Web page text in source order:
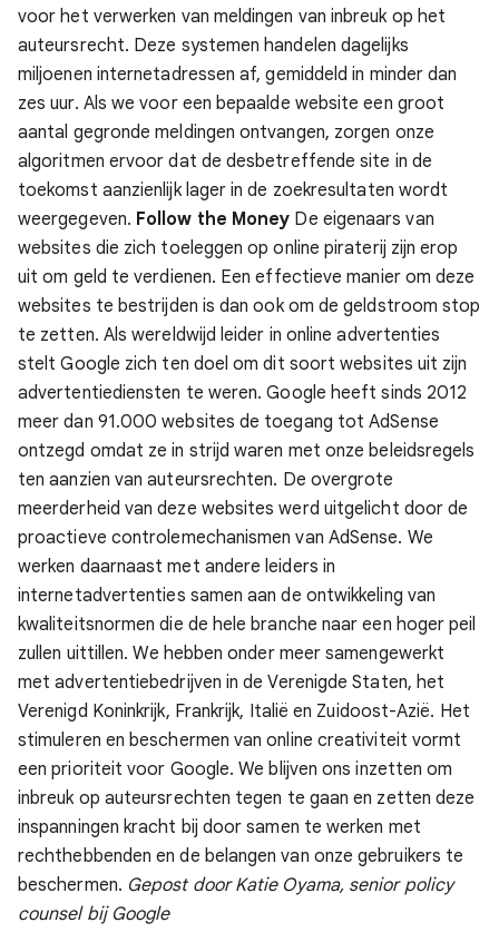
voor het verwerken van meldingen van inbreuk op het
auteursrecht. Deze systemen handelen dagelijks
miljoenen internetadressen af, gemiddeld in minder dan
zes uur. Als we voor een bepaalde website een groot
aantal gegronde meldingen ontvangen, zorgen onze
algoritmen ervoor dat de desbetreffende site in de
toekomst aanzienlijk lager in de zoekresultaten wordt
weergegeven. Follow the Money De eigenaars van
websites die zich toeleggen op online piraterij zijn erop
uit om geld te verdienen. Een effectieve manier om deze
websites te bestrijden is dan ook om de geldstroom stop
te zetten. Als wereldwijd leider in online advertenties
stelt Google zich ten doel om dit soort websites uit zijn
advertentiediensten te weren. Google heeft sinds 2012
meer dan 91.000 websites de toegang tot AdSense
ontzegd omdat ze in strijd waren met onze beleidsregels
ten aanzien van auteursrechten. De overgrote
meerderheid van deze websites werd uitgelicht door de
proactieve controlemechanismen van AdSense. We
werken daarnaast met andere leiders in
internetadvertenties samen aan de ontwikkeling van
kwaliteitsnormen die de hele branche naar een hoger peil
zullen uittillen. We hebben onder meer samengewerkt
met advertentiebedrijven in de Verenigde Staten, het
Verenigd Koninkrijk, Frankrijk, Italië en Zuidoost-Azië. Het
stimuleren en beschermen van online creativiteit vormt
een prioriteit voor Google. We blijven ons inzetten om
inbreuk op auteursrechten tegen te gaan en zetten deze
inspanningen kracht bij door samen te werken met
rechthebbenden en de belangen van onze gebruikers te
beschermen. Gepost door Katie Oyama, senior policy
counsel bij Google